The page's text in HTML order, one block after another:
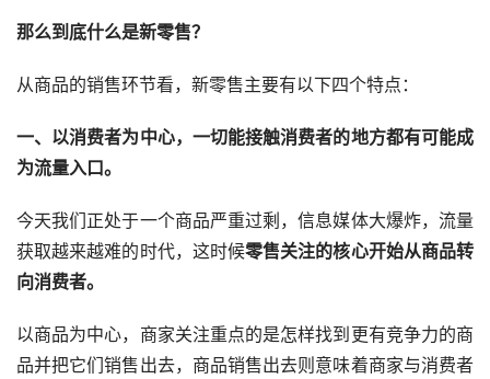
那么到底什么是新零售？
从商品的销售环节看，新零售主要有以下四个特点：
一、以消费者为中心，一切能接触消费者的地方都有可能成
为流量入口。
今天我们正处于一个商品严重过剩，信息媒体大爆炸，流量
获取越来越难的时代，这时候零售关注的核心开始从商品转
向消费者。
以商品为中心，商家关注重点的是怎样找到更有竞争力的商
品并把它们销售出去，商品销售出去则意味着商家与消费者